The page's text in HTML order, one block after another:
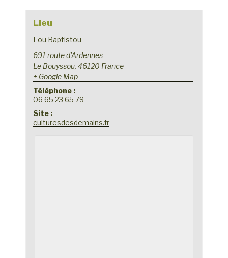
Lieu
Lou Baptistou
691 route d'Ardennes
Le Bouyssou, 46120 France
+ Google Map
Téléphone :
06 65 23 65 79
Site :
culturesdesdemains.fr